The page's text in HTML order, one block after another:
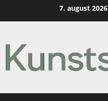
7. august 2026